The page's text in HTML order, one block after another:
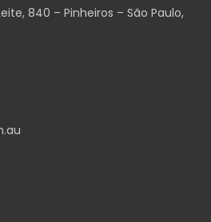
840 – Pinheiros – São Paulo,